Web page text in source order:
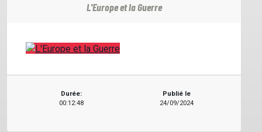
L'Europe et la Guerre
Durée:
00:12:48
Publié le
24/09/2024